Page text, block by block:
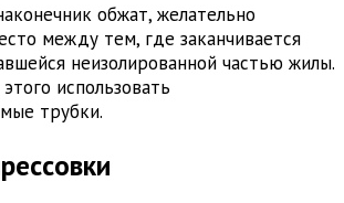
обжат, желательно
между тем, где заканчивается
неизолированной частью жилы.
использовать
трубки.